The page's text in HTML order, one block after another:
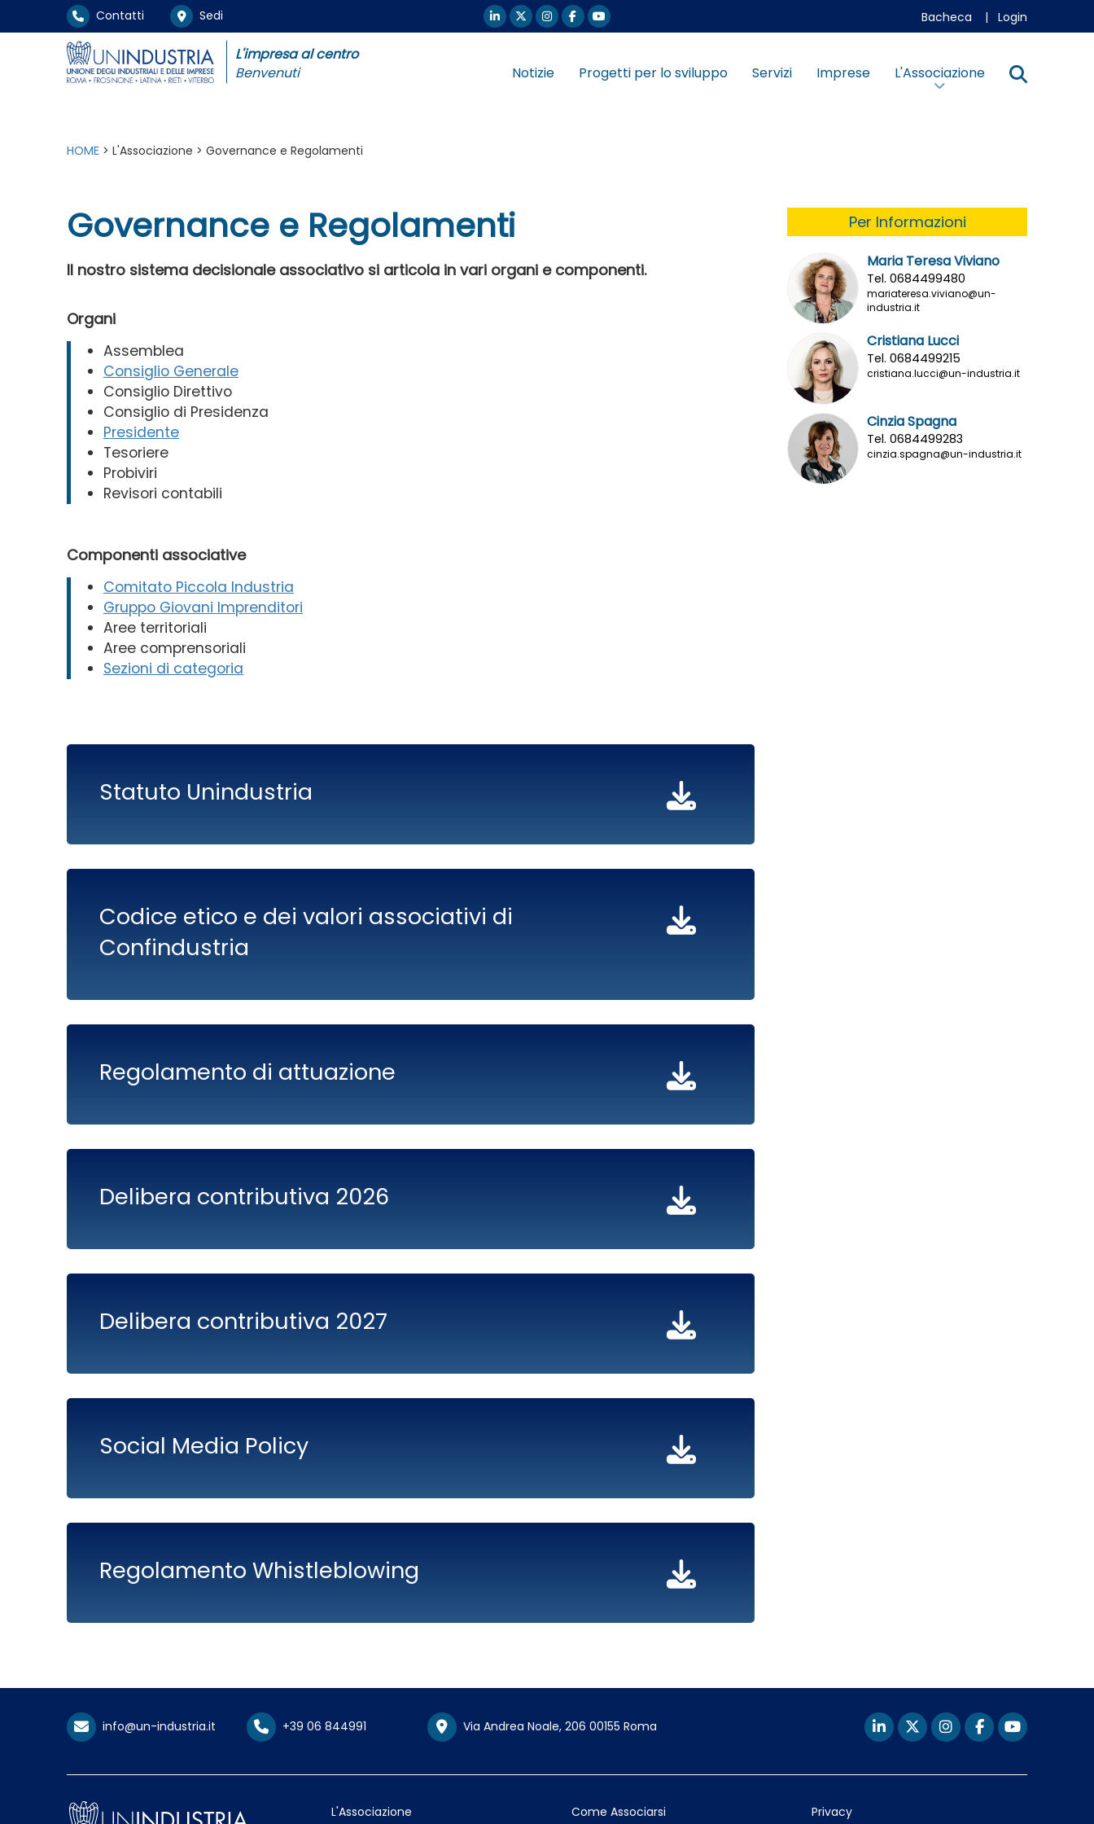
Contatti Sedi Bacheca | Login
L'impresa al centro
Benvenuti
Notizie Progetti per lo sviluppo Servizi Imprese L'Associazione
HOME > L'Associazione > Governance e Regolamenti
Governance e Regolamenti
Il nostro sistema decisionale associativo si articola in vari organi e componenti.
Organi
Assemblea
Consiglio Generale
Consiglio Direttivo
Consiglio di Presidenza
Presidente
Tesoriere
Probiviri
Revisori contabili
Componenti associative
Comitato Piccola Industria
Gruppo Giovani Imprenditori
Aree territoriali
Aree comprensoriali
Sezioni di categoria
Statuto Unindustria
Codice etico e dei valori associativi di
Confindustria
Regolamento di attuazione
Delibera contributiva 2026
Delibera contributiva 2027
Social Media Policy
Regolamento Whistleblowing
Per Informazioni
Maria Teresa Viviano
Tel. 0684499480
mariateresa.viviano@un-
industria.it
Cristiana Lucci
Tel. 0684499215
cristiana.lucci@un-industria.it
Cinzia Spagna
Tel. 0684499283
cinzia.spagna@un-industria.it
info@un-industria.it +39 06 844991 Via Andrea Noale, 206 00155 Roma
L'Associazione Come Associarsi Privacy